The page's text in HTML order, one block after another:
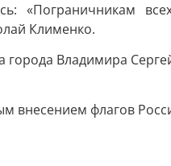
Клименко.
Владимира
внесением флагов